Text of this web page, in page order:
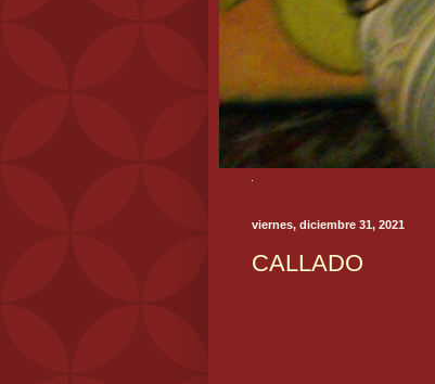
viernes, diciembre 31, 2021
CALLADO